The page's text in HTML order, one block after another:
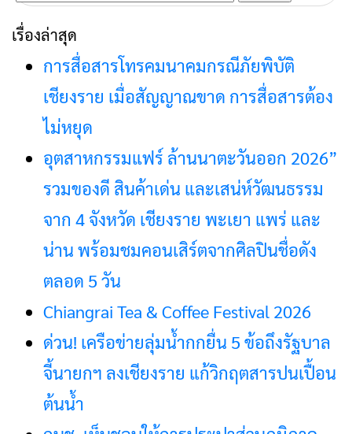
สำหรับ:
เรื่องล่าสุด
การสื่อสารโทรคมนาคมกรณีภัยพิบัติ
เชียงราย เมื่อสัญญาณขาด การสื่อสารต้อง
ไม่หยุด
อุตสาหกรรมแฟร์ ล้านนาตะวันออก 2026”
รวมของดี สินค้าเด่น และเสน่ห์วัฒนธรรม
จาก 4 จังหวัด เชียงราย พะเยา แพร่ และ
น่าน พร้อมชมคอนเสิร์ตจากศิลปินชื่อดัง
ตลอด 5 วัน
Chiangrai Tea & Coffee Festival 2026
ด่วน! เครือข่ายลุ่มน้ำกกยื่น 5 ข้อถึงรัฐบาล
จี้นายกฯ ลงเชียงราย แก้วิกฤตสารปนเปื้อน
ต้นน้ำ